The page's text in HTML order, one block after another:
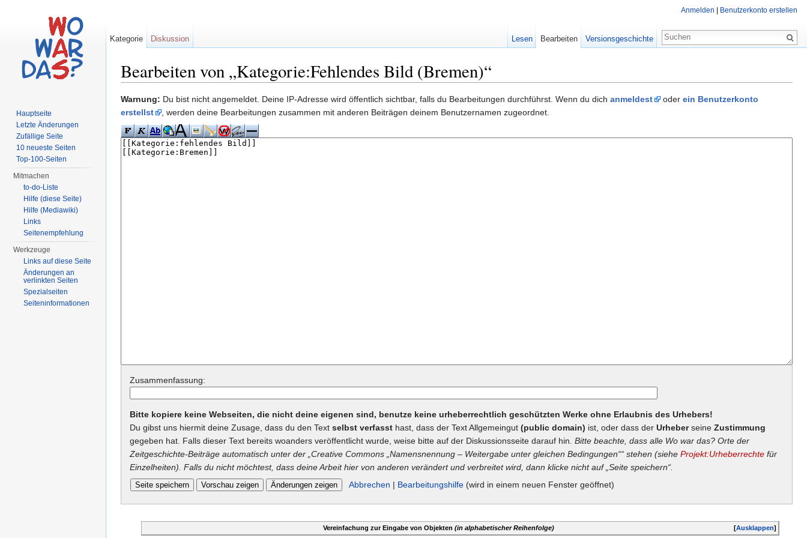
Bearbeiten von „Kategorie:Fehlendes Bild (Bremen)“
Warnung: Du bist nicht angemeldet. Deine IP-Adresse wird öffentlich sichtbar, falls du Bearbeitungen durchführst. Wenn du dich anmeldest oder ein Benutzerkonto
erstellst
, werden deine Bearbeitungen zusammen mit anderen Beiträgen deinem Benutzernamen zugeordnet.
Zusammenfassung:
Bitte kopiere keine Webseiten, die nicht deine eigenen sind, benutze keine urheberrechtlich geschützten Werke ohne Erlaubnis des Urhebers!
Du gibst uns hiermit deine Zusage, dass du den Text selbst verfasst hast, dass der Text Allgemeingut (public domain) ist, oder dass der Urheberseine Zustimmung
gegeben hat. Falls dieser Text bereits woanders veröffentlicht wurde, weise bitte auf der Diskussionsseite darauf hin. Bitte beachte, dass alle Wo war das? Orte der
Zeitgeschichte-Beiträge automatisch unter der „Creative Commons „Namensnennung – Weitergabe unter gleichen Bedingungen““ stehen (siehe Projekt:Urheberrechte für
Einzelheiten). Falls du nicht möchtest, dass deine Arbeit hier von anderen verändert und verbreitet wird, dann klicke nicht auf „Seite speichern“.
Abbrechen | Bearbeitungshilfe (wird in einem neuen Fenster geöffnet)
[Ausklappen]
Vereinfachung zur Eingabe von Objekten (in alphabetischer Reihenfolge)
Anmelden Benutzerkonto erstellen
Kategorie Diskussion Lesen Bearbeiten Versionsgeschichte
Hauptseite
Letzte Änderungen
Zufällige Seite
10 neueste Seiten
Top-100-Seiten
Mitmachen
to-do-Liste
Hilfe (diese Seite)
Hilfe (Mediawiki)
Links
Seitenempfehlung
Werkzeuge
Links auf diese Seite
Änderungen an
verlinkten Seiten
Spezialseiten
Seiteninformationen